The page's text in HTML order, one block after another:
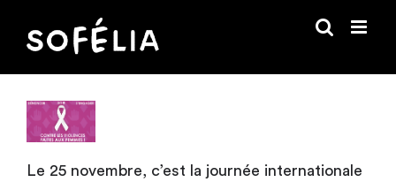
contenu
Le 25 novembre, c’est la journée internationale